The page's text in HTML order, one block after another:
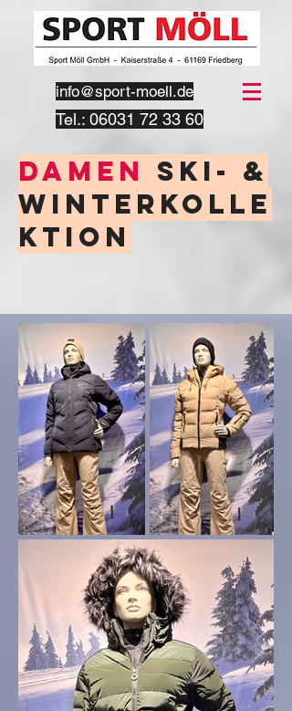
info@sport-moell.de
Tel.: 06031 72 33 60
Damen Ski- &
Winterkolle
ktion